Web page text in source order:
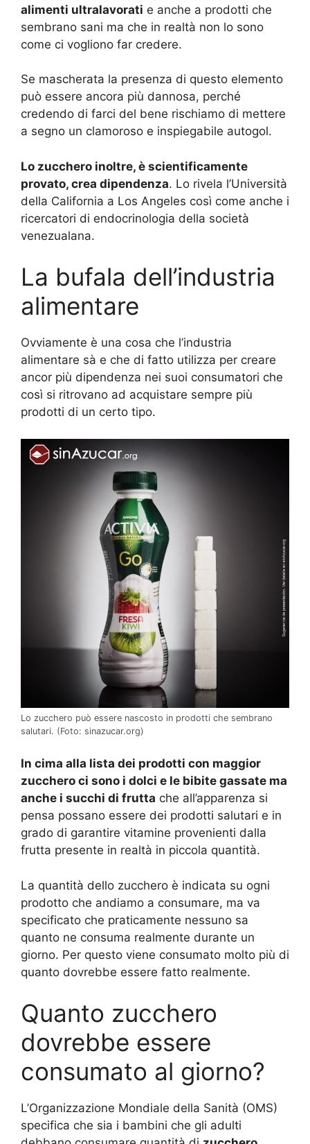
alimenti ultralavorati e anche a prodotti che
sembrano sani ma che in realtà non lo sono
come ci vogliono far credere.
Se mascherata la presenza di questo elemento
può essere ancora più dannosa, perché
credendo di farci del bene rischiamo di mettere
a segno un clamoroso e inspiegabile autogol.
Lo zucchero inoltre, è scientificamente
provato, crea dipendenza. Lo rivela l’Università
della California a Los Angeles così come anche i
ricercatori di endocrinologia della società
venezualana.
La bufala dell’industria
alimentare
Ovviamente è una cosa che l’industria
alimentare sà e che di fatto utilizza per creare
ancor più dipendenza nei suoi consumatori che
così si ritrovano ad acquistare sempre più
prodotti di un certo tipo.
Lo zucchero può essere nascosto in prodotti che sembrano
salutari. (Foto: sinazucar.org)
In cima alla lista dei prodotti con maggior
zucchero ci sono i dolci e le bibite gassate ma
anche i succhi di frutta che all’apparenza si
pensa possano essere dei prodotti salutari e in
grado di garantire vitamine provenienti dalla
frutta presente in realtà in piccola quantità.
La quantità dello zucchero è indicata su ogni
prodotto che andiamo a consumare, ma va
specificato che praticamente nessuno sa
quanto ne consuma realmente durante un
giorno. Per questo viene consumato molto più di
quanto dovrebbe essere fatto realmente.
Quanto zucchero
dovrebbe essere
consumato al giorno?
L’Organizzazione Mondiale della Sanità (OMS)
specifica che sia i bambini che gli adulti